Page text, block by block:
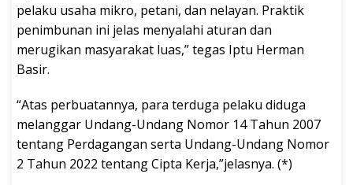
pelaku usaha mikro, petani, dan nelayan. Praktik
penimbunan ini jelas menyalahi aturan dan
merugikan masyarakat luas,” tegas Iptu Herman
Basir.
“Atas perbuatannya, para terduga pelaku diduga
melanggar Undang-Undang Nomor 14 Tahun 2007
tentang Perdagangan serta Undang-Undang Nomor
2 Tahun 2022 tentang Cipta Kerja,”jelasnya. (*)